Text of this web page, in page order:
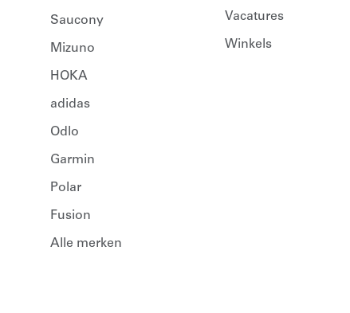
Saucony
Mizuno
HOKA
adidas
Odlo
Garmin
Polar
Fusion
Alle merken
Vacatures
Winkels